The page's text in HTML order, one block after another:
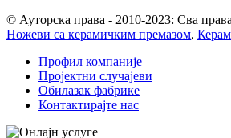
© Ауторска права - 2010-2023: Сва
Ножеви са керамичким премазом,
Профил компаније
Пројектни случајеви
Обилазак фабрике
Контактирајте нас